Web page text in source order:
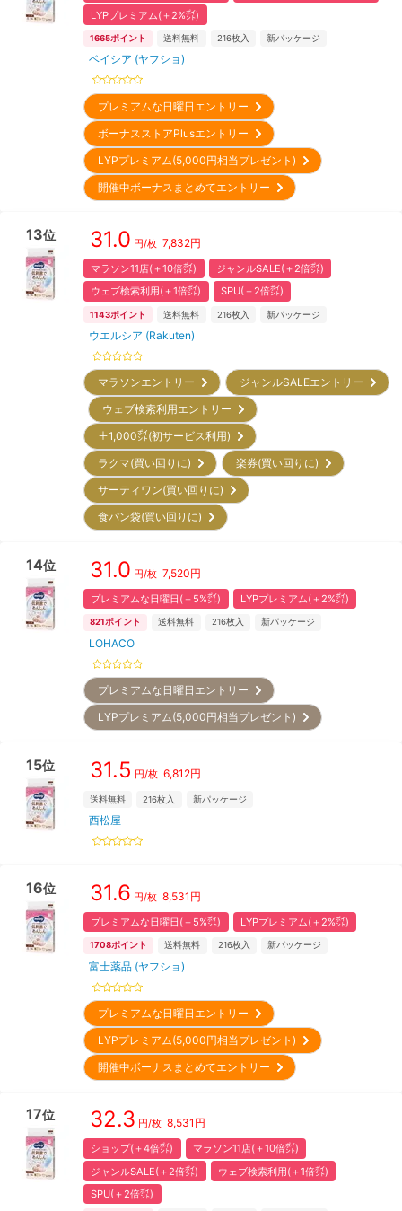
LYPプレミアム(＋2%㌽)
1665ポイント 送料無料 216枚入 新パッケージ
ベイシア (ヤフショ)
プレミアムな日曜日エントリー
ボーナスストアPlusエントリー
LYPプレミアム(5,000円相当プレゼント)
開催中ボーナスまとめてエントリー
13位 31.0 円/枚 7,832円
マラソン11店(＋10倍㌽)
ジャンルSALE(＋2倍㌽)
ウェブ検索利用(＋1倍㌽)
SPU(＋2倍㌽)
1143ポイント 送料無料 216枚入 新パッケージ
ウエルシア (Rakuten)
マラソンエントリー
ジャンルSALEエントリー
ウェブ検索利用エントリー
＋1,000㌽(初サービス利用)
ラクマ(買い回りに)
楽券(買い回りに)
サーティワン(買い回りに)
食パン袋(買い回りに)
14位 31.0 円/枚 7,520円
プレミアムな日曜日(＋5%㌽) LYPプレミアム(＋2%㌽)
821ポイント 送料無料 216枚入 新パッケージ
LOHACO
プレミアムな日曜日エントリー
LYPプレミアム(5,000円相当プレゼント)
15位 31.5 円/枚 6,812円
送料無料 216枚入 新パッケージ
西松屋
16位 31.6 円/枚 8,531 円
プレミアムな日曜日(＋5%㌽) LYPプレミアム(＋2%㌽)
1708ポイント 送料無料 216枚入 新パッケージ
富士薬品 (ヤフショ)
プレミアムな日曜日エントリー
LYPプレミアム(5,000円相当プレゼント)
開催中ボーナスまとめてエントリー
17位 32.3 円/枚 8,531 円
ショップ(＋4倍㌽)
マラソン11店(＋10倍㌽)
ジャンルSALE(＋2倍㌽)
ウェブ検索利用(＋1倍㌽)
SPU(＋2倍㌽)